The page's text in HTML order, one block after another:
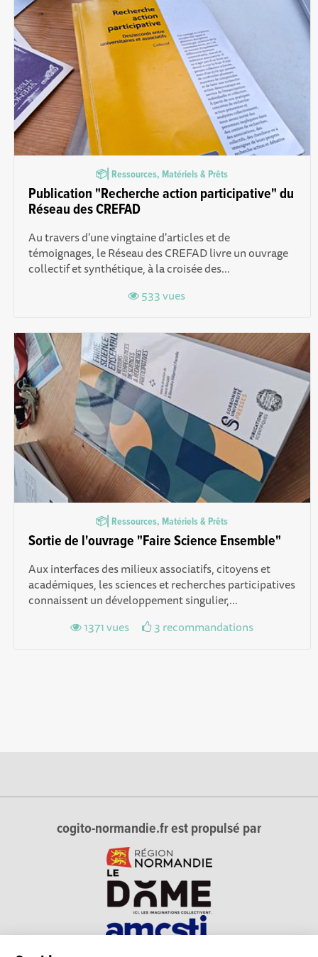
📦⎜Ressources, Matériels & Prêts
Publication "Recherche action participative" du
Réseau des CREFAD
Au travers d'une vingtaine d'articles et de
témoignages, le Réseau des CREFAD livre un ouvrage
collectif et synthétique, à la croisée des...
533 vues
📦⎜Ressources, Matériels & Prêts
Sortie de l'ouvrage "Faire Science Ensemble"
Aux interfaces des milieux associatifs, citoyens et
académiques, les sciences et recherches participatives
connaissent un développement singulier,...
1371 vues
3 recommandations
cogito-normandie.fr est propulsé par